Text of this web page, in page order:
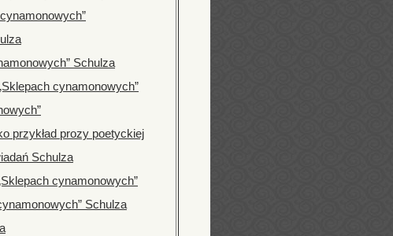
Schulza
cynamonowych”
przykład prozy poetyckiej
Schulza
cynamonowych”
Schulza